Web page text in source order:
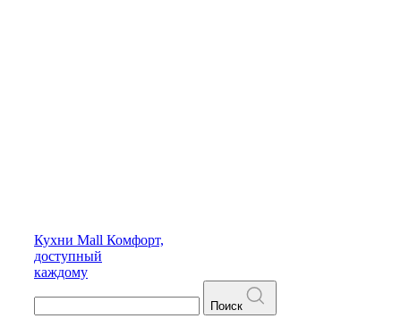
Кухни Mall Комфорт,
доступный
каждому
Поиск